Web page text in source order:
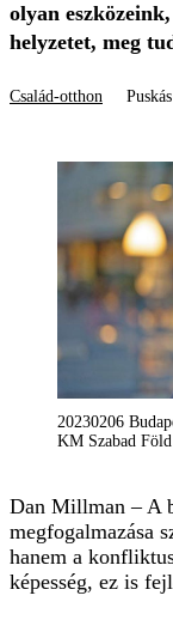
olyan
helyzetet, meg
Család-otthon
20230206
KM Szabad Föld
Dan Millman – A
megfogalmazása
hanem a
képesség, ez is